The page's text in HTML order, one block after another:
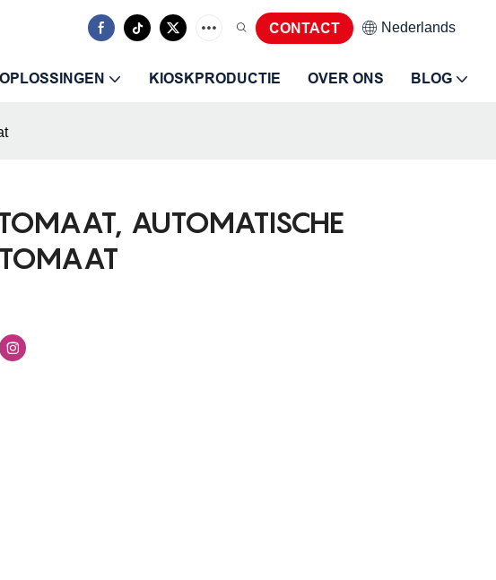
CONTACT Nederlands
OPLOSSINGEN KIOSKPRODUCTIE OVER ONS BLOG
AUTOMATISCHE